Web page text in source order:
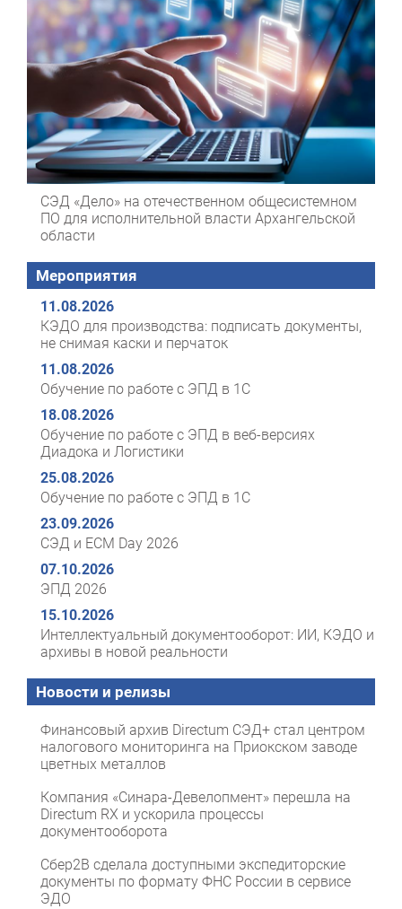
СЭД «Дело» на отечественном общесистемном
ПО для исполнительной власти Архангельской
области
Мероприятия
11.08.2026
КЭДО для производства: подписать документы,
не снимая каски и перчаток
11.08.2026
Обучение по работе с ЭПД в 1С
18.08.2026
Обучение по работе с ЭПД в веб-версиях
Диадока и Логистики
25.08.2026
Обучение по работе с ЭПД в 1С
23.09.2026
СЭД и ECM Day 2026
07.10.2026
ЭПД 2026
15.10.2026
Интеллектуальный документооборот: ИИ, КЭДО и
архивы в новой реальности
Новости и релизы
Финансовый архив Directum СЭД+ стал центром
налогового мониторинга на Приокском заводе
цветных металлов
Компания «Синара-Девелопмент» перешла на
Directum RX и ускорила процессы
документооборота
Сбер2B сделала доступными экспедиторские
документы по формату ФНС России в сервисе
ЭДО